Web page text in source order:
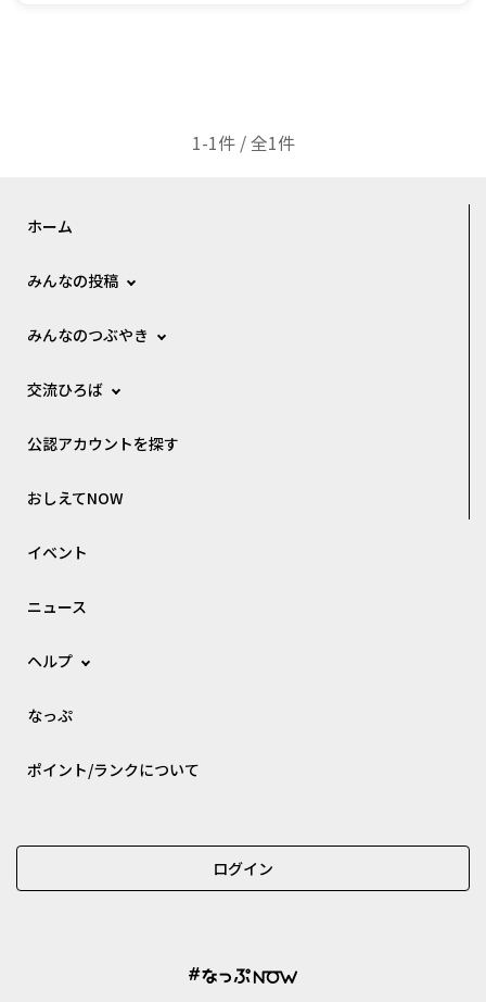
1-1件 / 全1件
ホーム
みんなの投稿
みんなのつぶやき
交流ひろば
公認アカウントを探す
おしえてNOW
イベント
ニュース
ヘルプ
なっぷ
ポイント/ランクについて
ログイン